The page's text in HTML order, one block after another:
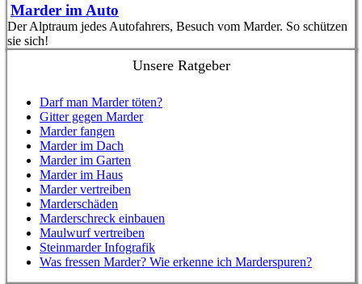
Marder im Auto
Der Alptraum jedes Autofahrers, Besuch vom Marder. So schützen
sie sich!
Unsere Ratgeber
Darf man Marder töten?
Gitter gegen Marder
Marder fangen
Marder im Dach
Marder im Garten
Marder im Haus
Marder vertreiben
Marderschäden
Marderschreck einbauen
Maulwurf vertreiben
Steinmarder Infografik
Was fressen Marder? Wie erkenne ich Marderspuren?